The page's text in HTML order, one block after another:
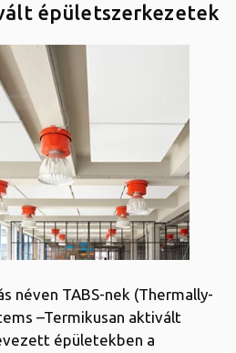
épületszerkezetek
néven TABS-nek (Thermally-
–Termikusan aktivált
épületekben a